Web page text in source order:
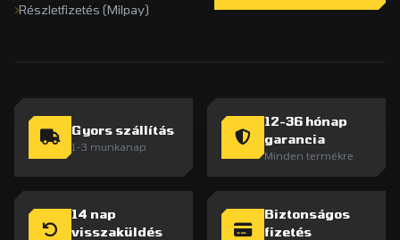
Részletfizetés (Milpay)
Gyors szállítás
1-3 munkanap
12-36 hónap
garancia
Minden termékre
14 nap
visszaküldés
Biztonságos
fizetés